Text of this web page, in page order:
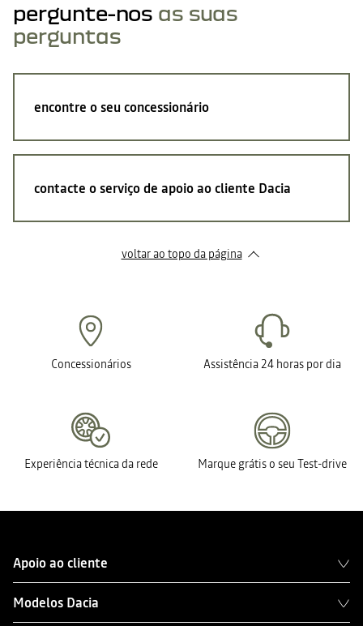
pergunte-nos as suas
perguntas
encontre o seu concessionário
contacte o serviço de apoio ao cliente Dacia
voltar ao topo da página
Concessionários Assistência 24 horas por dia
Experiência técnica da rede Marque grátis o seu Test-drive
Apoio ao cliente
Modelos Dacia